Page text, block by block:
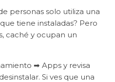
personas solo utiliza una
tiene instaladas? Pero
caché y ocupan un
➡ Apps y revisa
Si ves que una